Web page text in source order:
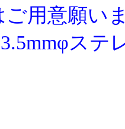
用意願い
ス